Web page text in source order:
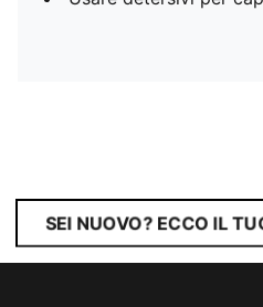
SEI NUOVO? ECCO IL